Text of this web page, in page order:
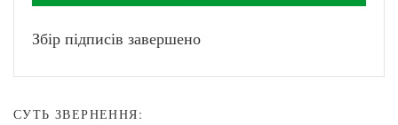
Збір підписів завершено
СУТЬ ЗВЕРНЕННЯ: